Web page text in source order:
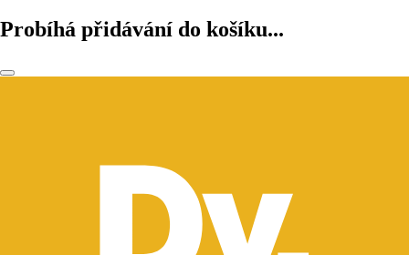
Probíhá přidávání do košíku...